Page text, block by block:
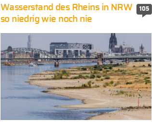
105
Wasserstand des Rheins in NRW
so niedrig wie noch nie